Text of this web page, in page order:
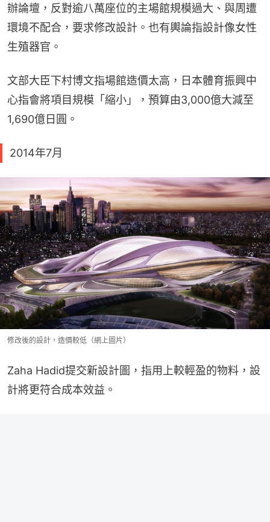
辦論壇，反對逾八萬座位的主場館規模過大、與周遭
環境不配合，要求修改設計。也有輿論指設計像女性
生殖器官。
文部大臣下村博文指場館造價太高，日本體育振興中
心指會將項目規模「縮小」，預算由3,000億大減至
1,690億日圓。
2014年7月
修改後的設計，造價較低（網上圖片）
Zaha Hadid提交新設計圖，指用上較輕盈的物料，設
計將更符合成本效益。